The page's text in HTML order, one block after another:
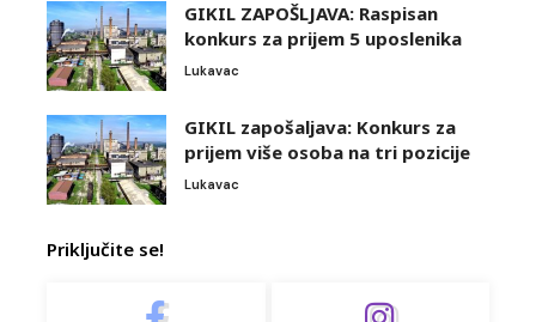
GIKIL ZAPOŠLJAVA: Raspisan
konkurs za prijem 5 uposlenika
Lukavac
GIKIL zapošaljava: Konkurs za
prijem više osoba na tri pozicije
Lukavac
Priključite se!